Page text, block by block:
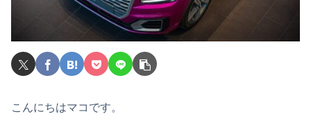
こんにちはマコです。